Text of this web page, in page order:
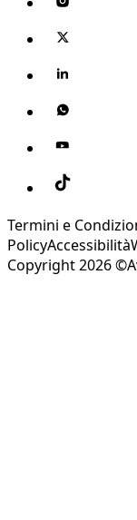
Termini e
PolicyAccessibilità
Copyright 2026